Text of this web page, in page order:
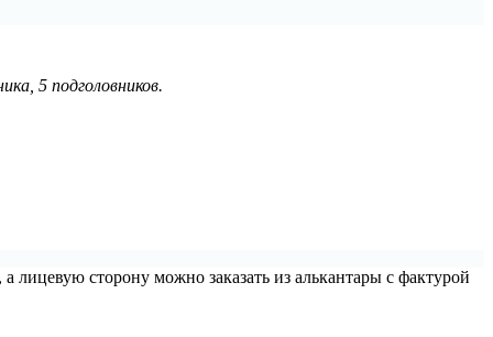
5 подголовников.
сторону можно заказать из алькантары с фактурой